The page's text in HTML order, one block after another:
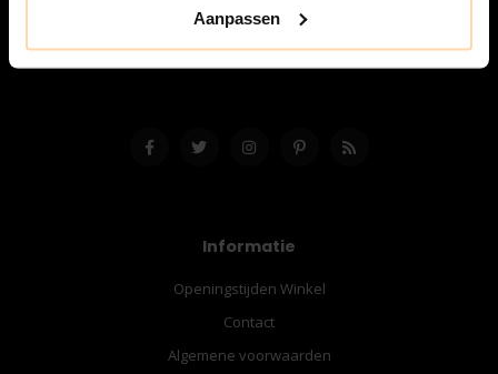
Aanpassen
06-57276080
info@bespanracket.nl
Informatie
Openingstijden Winkel
Contact
Algemene voorwaarden